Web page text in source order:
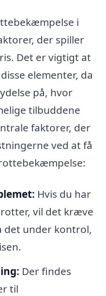
i
der spiller
Det er vigtigt at
elementer, da
på, hvor
tilbuddene
faktorer, der
ved at få
Hvis du har
vil det kræve
det under kontrol,
Der findes
til